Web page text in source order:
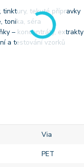
tinktury, tekuté přípravky
tonika, séra
– koncentráty, extrakty
a testování vzorků
Via
PET